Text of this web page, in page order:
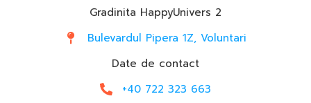
Gradinita HappyUnivers 2
Bulevardul Pipera 1Z, Voluntari
Date de contact
+40 722 323 663